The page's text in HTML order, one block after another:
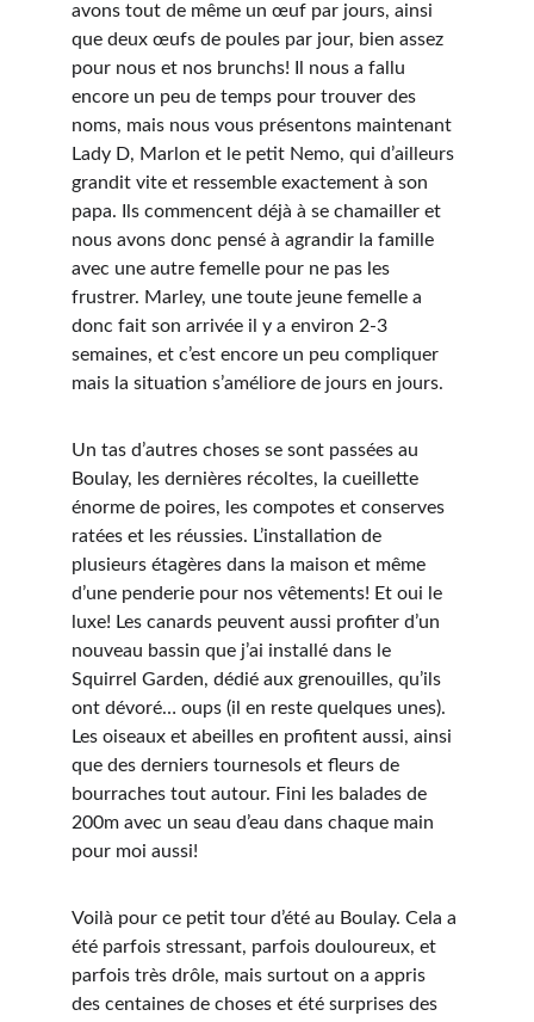
avons tout de même un œuf par jours, ainsi
que deux œufs de poules par jour, bien assez
pour nous et nos brunchs! Il nous a fallu
encore un peu de temps pour trouver des
noms, mais nous vous présentons maintenant
Lady D, Marlon et le petit Nemo, qui d’ailleurs
grandit vite et ressemble exactement à son
papa. Ils commencent déjà à se chamailler et
nous avons donc pensé à agrandir la famille
avec une autre femelle pour ne pas les
frustrer. Marley, une toute jeune femelle a
donc fait son arrivée il y a environ 2-3
semaines, et c’est encore un peu compliquer
mais la situation s’améliore de jours en jours.
Un tas d’autres choses se sont passées au
Boulay, les dernières récoltes, la cueillette
énorme de poires, les compotes et conserves
ratées et les réussies. L’installation de
plusieurs étagères dans la maison et même
d’une penderie pour nos vêtements! Et oui le
luxe! Les canards peuvent aussi profiter d’un
nouveau bassin que j’ai installé dans le
Squirrel Garden, dédié aux grenouilles, qu’ils
ont dévoré… oups (il en reste quelques unes).
Les oiseaux et abeilles en profitent aussi, ainsi
que des derniers tournesols et fleurs de
bourraches tout autour. Fini les balades de
200m avec un seau d’eau dans chaque main
pour moi aussi!
Voilà pour ce petit tour d’été au Boulay. Cela a
été parfois stressant, parfois douloureux, et
parfois très drôle, mais surtout on a appris
des centaines de choses et été surprises des